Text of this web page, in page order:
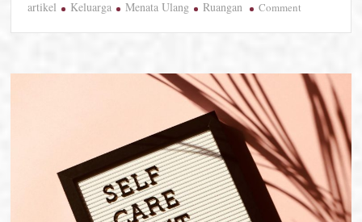
artikel Keluarga Menata Ulang Ruangan Comment
untuk
Lebaran
yang
Lebih
Hangat,
Rumah
Lama
Berasa